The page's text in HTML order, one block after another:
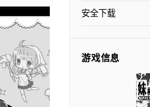
安全下载
游戏信息